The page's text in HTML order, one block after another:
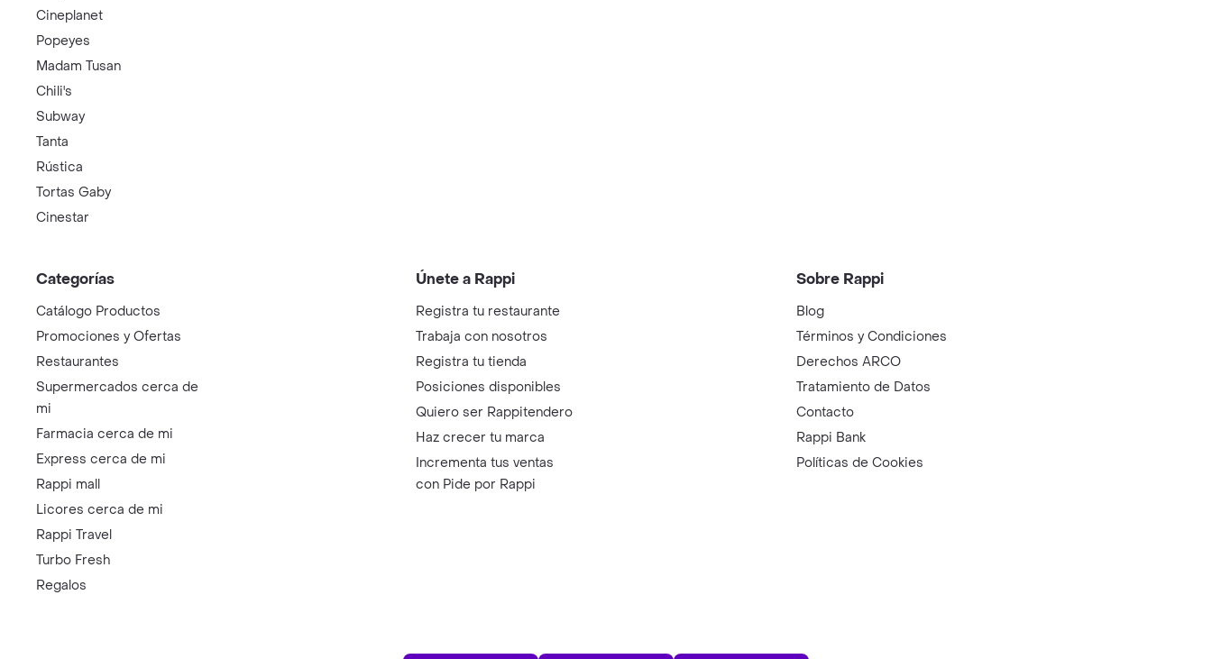
Cineplanet
Popeyes
Madam Tusan
Chili's
Subway
Tanta
Rústica
Tortas Gaby
Cinestar
Categorías
Catálogo Productos
Promociones y Ofertas
Restaurantes
Supermercados cerca de
mi
Farmacia cerca de mi
Express cerca de mi
Rappi mall
Licores cerca de mi
Rappi Travel
Turbo Fresh
Regalos
Únete a Rappi
Registra tu restaurante
Trabaja con nosotros
Registra tu tienda
Posiciones disponibles
Quiero ser Rappitendero
Haz crecer tu marca
Incrementa tus ventas
con Pide por Rappi
Sobre Rappi
Blog
Términos y Condiciones
Derechos ARCO
Tratamiento de Datos
Contacto
Rappi Bank
Políticas de Cookies